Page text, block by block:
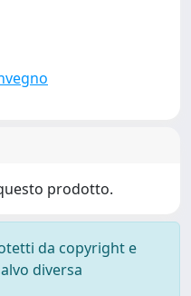
prodotto.
da copyright e
diversa